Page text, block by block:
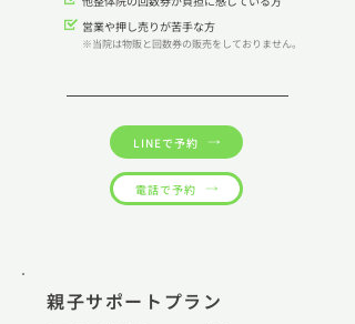
​ 営業や押し売りが苦手な方
※当院は物販と回数券の販売をしておりません。
LINEで予約
電話で予約
親子サポートプラン